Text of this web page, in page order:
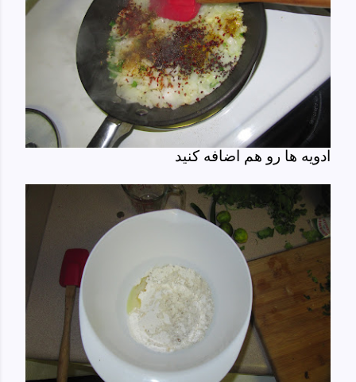
ادویه ها رو هم اضافه کنید